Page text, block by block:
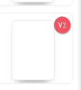
7%